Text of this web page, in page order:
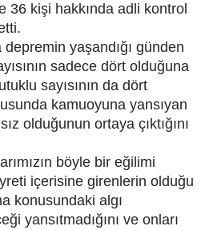
36 kişi hakkında adli kontrol
yaşandığı günden
sadece dört olduğuna
sayısının da dört
kamuoyuna yansıyan
olduğunun ortaya çıktığını
böyle bir eğilimi
içerisine girenlerin olduğu
konusundaki algı
yansıtmadığını ve onları